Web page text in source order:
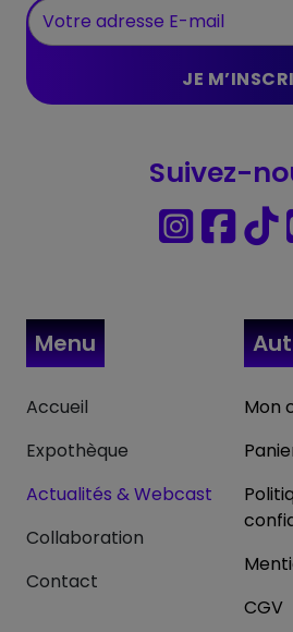
Suivez-
Menu
Accueil
Expothèque
Actualités & Webcast
Collaboration
Contact
Mon
CGV